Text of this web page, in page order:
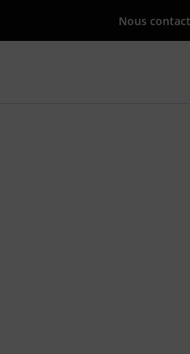
Nous
la recherche avec le